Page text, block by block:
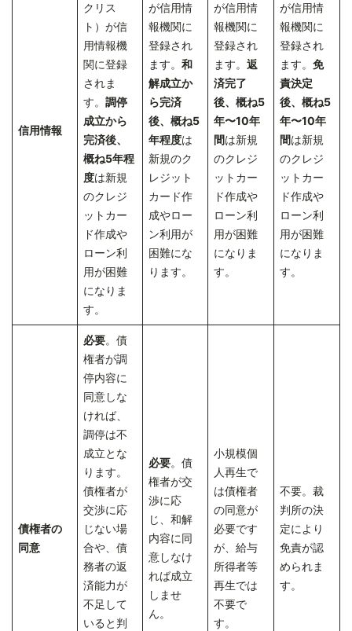
信用情報
クリス
ト）が信
用情報機
関に登録
されま
す。 調停
成立から
完済後、
概ね5年程
度は新規
のクレジ
ットカー
ド作成や
ローン利
用が困難
になりま
す。
が信用情
報機関に
登録され
ます。 和
解成立か
ら完済
後、概ね5
年程度は
新規のク
レジット
カード作
成やロー
ン利用が
困難にな
ります。
が信用情
報機関に
登録され
ます。 返
済完了
後、概ね5
年〜10年
間は新規
のクレジ
ットカー
ド作成や
ローン利
用が困難
になりま
す。
が信用情
報機関に
登録され
ます。 免
責決定
後、概ね5
年〜10年
間は新規
のクレジ
ットカー
ド作成や
ローン利
用が困難
になりま
す。
債権者の
同意
必要。債
権者が調
停内容に
同意しな
ければ、
調停は不
成立とな
ります。
債権者が
交渉に応
じない場
合や、債
務者の返
済能力が
不足して
いると判
必要。債
権者が交
渉に応
じ、和解
内容に同
意しなけ
れば成立
しませ
ん。
小規模個
人再生で
は債権者
の同意が
必要です
が、給与
所得者等
再生では
不要で
す。
不要。裁
判所の決
定により
免責が認
められま
す。